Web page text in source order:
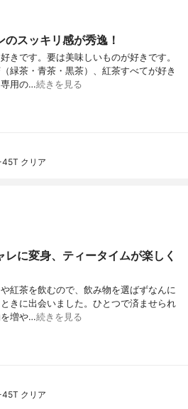
スッキリ感が秀逸！
きです。要は美味しいものが好きです。
緑茶・青茶・黒茶）、紅茶すべてが好き
専用の…続きを見る
クリア
に変身、ティータイムが楽しく
紅茶を飲むので、飲み物を選ばずなんに
きに出会いました。ひとつで済ませられ
を増や…続きを見る
クリア